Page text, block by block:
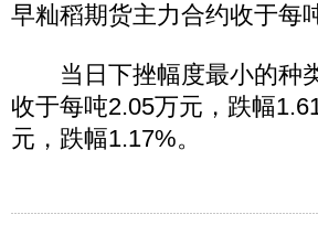
早籼稻期货主力合约收于每
当日下挫幅度最小的种
收于每吨2.05万元，跌幅
元，跌幅1.17%。